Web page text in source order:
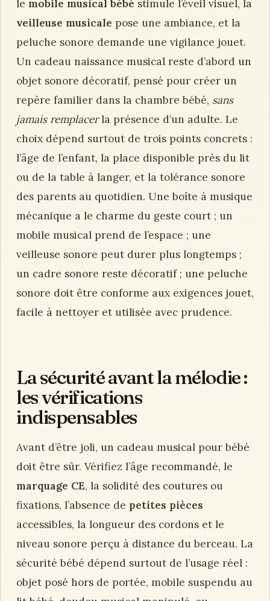
le mobile musical bébé stimule l’éveil visuel, la
veilleuse musicale pose une ambiance, et la
peluche sonore demande une vigilance jouet.
Un cadeau naissance musical reste d’abord un
objet sonore décoratif, pensé pour créer un
repère familier dans la chambre bébé, sans
jamais remplacerla présence d’un adulte. Le
choix dépend surtout de trois points concrets :
l’âge de l’enfant, la place disponible près du lit
ou de la table à langer, et la tolérance sonore
des parents au quotidien. Une boîte à musique
mécanique a le charme du geste court ; un
mobile musical prend de l’espace ; une
veilleuse sonore peut durer plus longtemps ;
un cadre sonore reste décoratif ; une peluche
sonore doit être conforme aux exigences jouet,
facile à nettoyer et utilisée avec prudence.
La sécurité avant la mélodie :
les vérifications
indispensables
Avant d’être joli, un cadeau musical pour bébé
doit être sûr. Vérifiez l’âge recommandé, le
marquage CE, la solidité des coutures ou
fixations, l’absence de petites pièces
accessibles, la longueur des cordons et le
niveau sonore perçu à distance du berceau. La
sécurité bébé dépend surtout de l’usage réel :
objet posé hors de portée, mobile suspendu au